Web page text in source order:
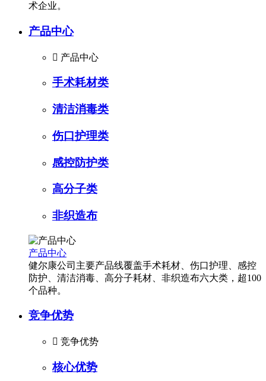
术企业。
产品中心
 产品中心
手术耗材类
清洁消毒类
伤口护理类
感控防护类
高分子类
非织造布
产品中心
健尔康公司主要产品线覆盖手术耗材、伤口护理、感控
防护、清洁消毒、高分子耗材、非织造布六大类，超100
个品种。
竞争优势
 竞争优势
核心优势